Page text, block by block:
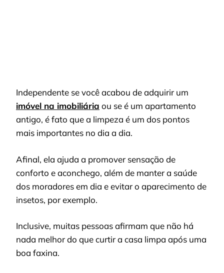
Independente se você acabou de adquirir um
imóvel na imobiliária ou se é um apartamento
antigo, é fato que a limpeza é um dos pontos
mais importantes no dia a dia.
Afinal, ela ajuda a promover sensação de
conforto e aconchego, além de manter a saúde
dos moradores em dia e evitar o aparecimento de
insetos, por exemplo.
Inclusive, muitas pessoas afirmam que não há
nada melhor do que curtir a casa limpa após uma
boa faxina.